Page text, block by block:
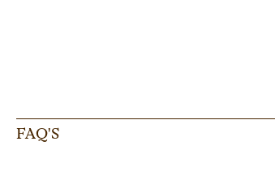
FAQ'S